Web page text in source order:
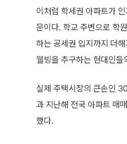
이처럼 학세권 아파트가
문이다. 학교 주변으로 학
하는 공세권 입지까지 더
웰빙을 추구하는 현대인들
실제 주택시장의 큰손인
과 지난해 전국 아파트
했다.